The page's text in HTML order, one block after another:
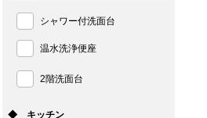
シャワー付洗面台
温水洗浄便座
2階洗面台
◆ キッチン